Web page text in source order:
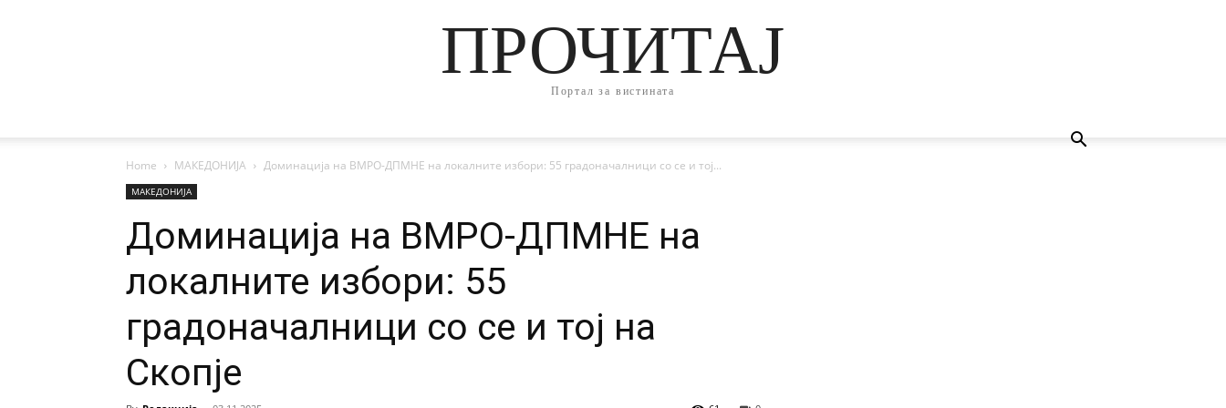
ПРОЧИТАЈ
Портал за вистината
Home МАКЕДОНИЈА Доминација на ВМРО-ДПМНЕ на локалните избори: 55 градоначалници со се и тој...
МАКЕДОНИЈА
Доминација на ВМРО-ДПМНЕ на
локалните избори: 55
градоначалници со се и тој на
Скопје